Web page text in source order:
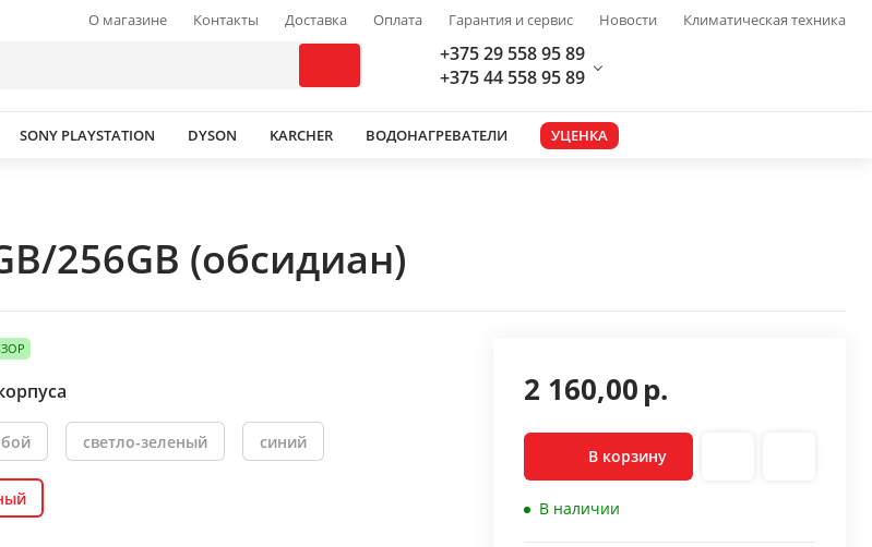
О магазине Контакты Доставка Оплата Гарантия и сервис Новости Климатическая техника
+375 29 558 95 89
+375 44 558 95 89
SONY PLAYSTATION DYSON KARCHER ВОДОНАГРЕВАТЕЛИ УЦЕНКА
256GB (обсидиан)
светло-зеленый синий
2 160,00р.
В корзину
В наличии